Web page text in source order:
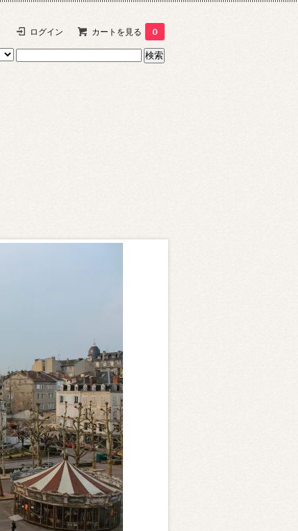
ログイン カートを見る 0